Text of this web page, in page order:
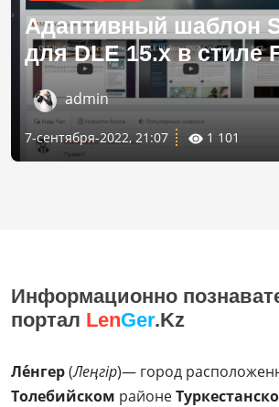
Адаптивный шаблон
для DLE 15.х в стиле
admin
7-сентября-2022, 21:07 1 101
Информационно
портал LenGer.Kz
Ле́нгер(Леңгір)— город
Толебийском районе